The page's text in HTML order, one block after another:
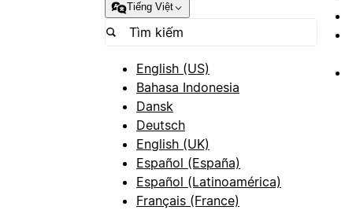
Tiếng Việt
English (US)
Bahasa Indonesia
Dansk
Deutsch
English (UK)
Español (España)
Español (Latinoamérica)
Français (France)